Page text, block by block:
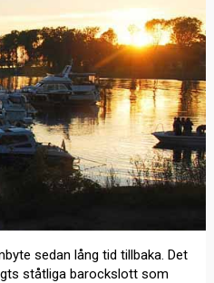
sedan lång tid tillbaka. Det
ståtliga barockslott som